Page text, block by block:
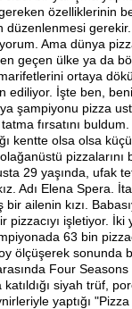
özelliklerinin
düzenlenmesi
Ama dünya
geçen ülke ya da
ortaya
ediliyor. İşte ben,
şampiyonu pizza
fırsatını
kentte olsa olsa
pizzalarını
29 yaşında, ufak
Adı Elena Spera.
ailenin kızı.
pizzacıyı işletiyor. İki
63 bin
ölçüşerek sonunda
Four
siyah trüf,
yaptığı